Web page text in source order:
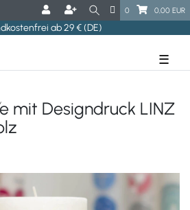
0 0,00 EUR
ab 29 € (DE)
☰
mit Designdruck LINZ